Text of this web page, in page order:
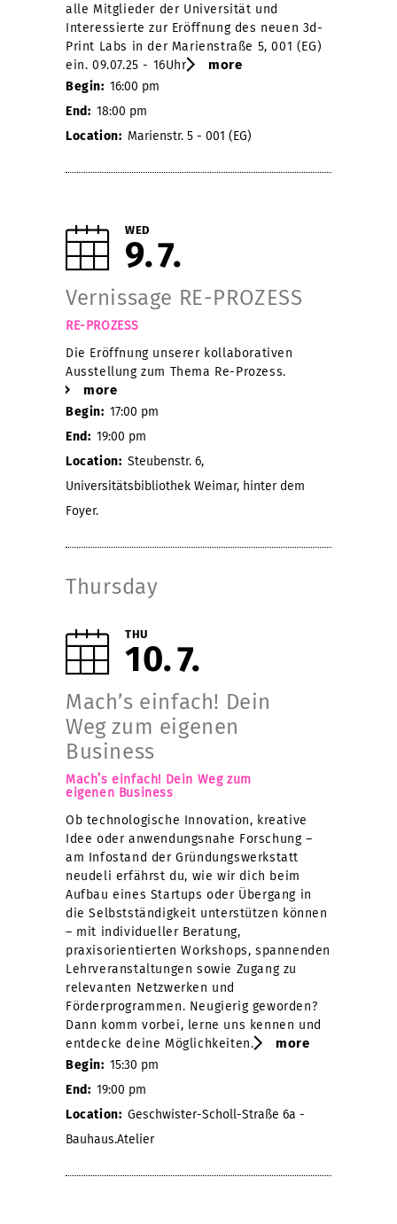
alle Mitglieder der Universität und
Interessierte zur Eröffnung des neuen 3d-
Print Labs in der Marienstraße 5, 001 (EG)
ein. 09.07.25 - 16Uhr
more
Begin: 16:00 pm
End: 18:00 pm
Location: Marienstr. 5 - 001 (EG)
WED
9 7
Vernissage RE-PROZESS
RE-PROZESS
Die Eröffnung unserer kollaborativen
Ausstellung zum Thema Re-Prozess.
more
Begin: 17:00 pm
End: 19:00 pm
Location: Steubenstr. 6,
Universitätsbibliothek Weimar, hinter dem
Foyer.
Thursday
THU
10 7
Mach’s einfach! Dein
Weg zum eigenen
Business
Mach’s einfach! Dein Weg zum
eigenen Business
Ob technologische Innovation, kreative
Idee oder anwendungsnahe Forschung –
am Infostand der Gründungswerkstatt
neudeli erfährst du, wie wir dich beim
Aufbau eines Startups oder Übergang in
die Selbstständigkeit unterstützen können
– mit individueller Beratung,
praxisorientierten Workshops, spannenden
Lehrveranstaltungen sowie Zugang zu
relevanten Netzwerken und
Förderprogrammen. Neugierig geworden?
Dann komm vorbei, lerne uns kennen und
entdecke deine Möglichkeiten.
more
Begin: 15:30 pm
End: 19:00 pm
Location: Geschwister-Scholl-Straße 6a -
Bauhaus.Atelier